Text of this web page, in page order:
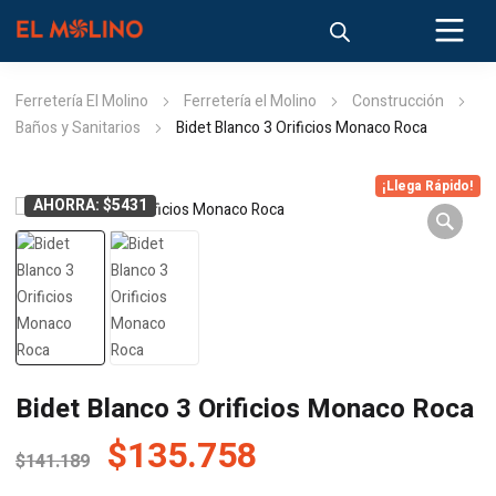
Ferretería El Molino Ferretería el Molino
Construcción
Baños y Sanitarios
Bidet Blanco 3 Orificios Monaco Roca
AHORRA: $5431
¡Llega Rápido!
Bidet Blanco 3 Orificios Monaco Roca
$141.189 El
$135.758